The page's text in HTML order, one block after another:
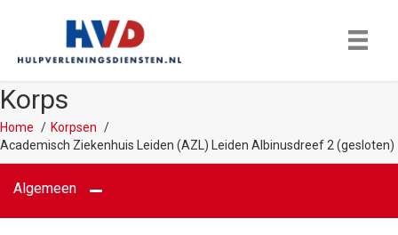
Korps
Home
Korpsen
Academisch Ziekenhuis Leiden (AZL) Leiden Albinusdreef 2 (gesloten)
Algemeen